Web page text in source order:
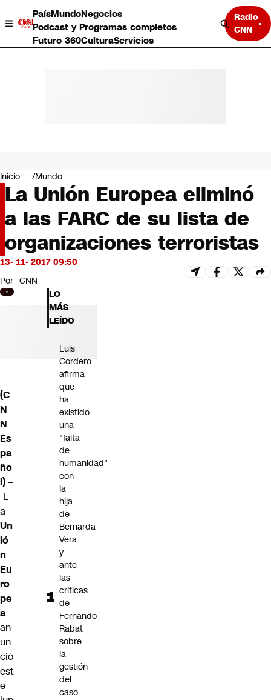
PaísMundoNegocios
Podcast y Programas completos
Futuro 360CulturaServicios
Radio
CNN
Negocios
Deportes
Programas completos
Cultura
Servicios
Bits
CNN Data
CNN tiempo
Futuro 360
Opinión
Inicio Mundo
La Unión Europea eliminó
a las FARC de su lista de
organizaciones terroristas
13- 11- 2017 09:50
Por CNN
(C
N
N
Es
pa
ño
l) –
L
a
Un
ió
n
Eu
ro
pe
a
an
un
ció
est
e
LO
MÁS
LEÍDO
Luis
Cordero
afirma
que
ha
existido
una
"falta
de
humanidad"
con
la
hija
de
Bernarda
Vera
y
ante
las
críticas
de
Fernando
Rabat
sobre
la
gestión
del
caso